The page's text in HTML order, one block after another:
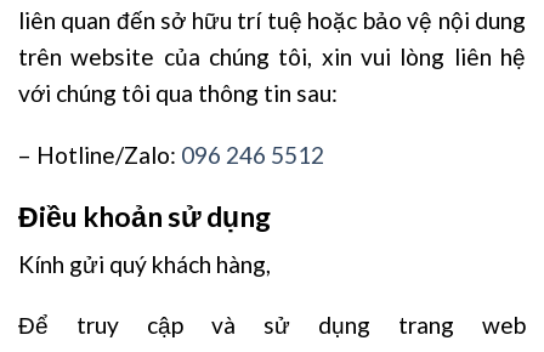
liên quan đến sở hữu trí tuệ hoặc bảo vệ nội dung
trên website của chúng tôi, xin vui lòng liên hệ
với chúng tôi qua thông tin sau:
– Hotline/Zalo: 096 246 5512
Điều khoản sử dụng
Kính gửi quý khách hàng,
Để truy cập và sử dụng trang web